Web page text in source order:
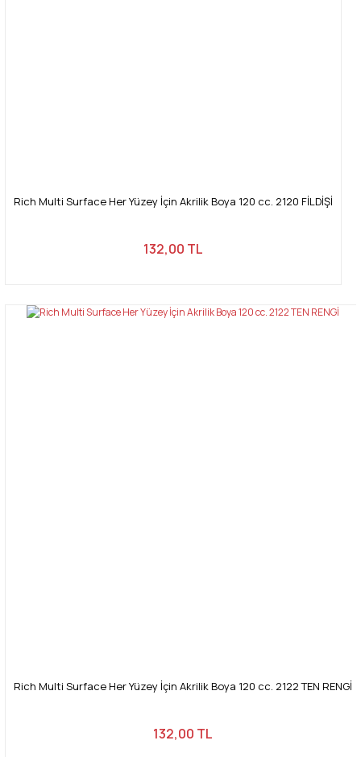
Rich Multi Surface Her Yüzey İçin Akrilik Boya 120 cc. 2120 FİLDİŞİ
132,00 TL
Rich Multi Surface Her Yüzey İçin Akrilik Boya 120 cc. 2122 TEN RENGİ
132,00 TL